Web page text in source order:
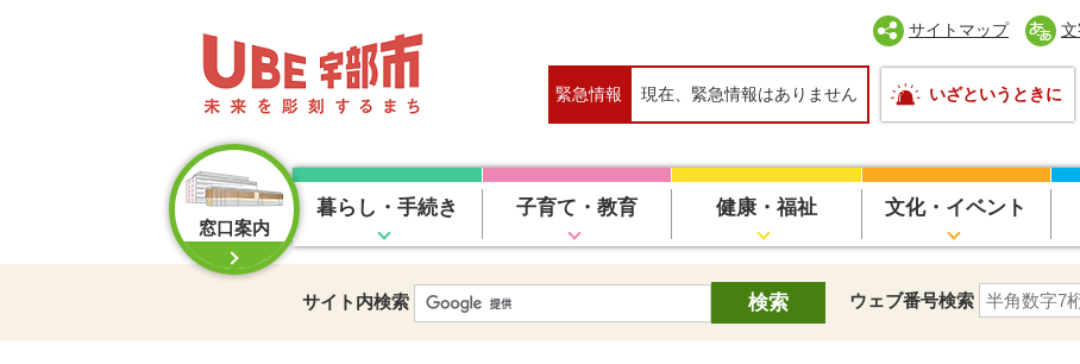
サイトマップ
緊急情報 現在、緊急情報はありません いざというときに
窓口案内
暮らし・手続き 子育て・教育 健康・福祉 文化・イベント
サイト内検索 ウェブ番号検索